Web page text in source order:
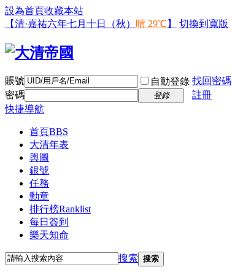
設為首頁收藏本站
【清·嘉祐六年七月十日（秋） 晴 29℃ 】 切換到寬版
賬號 自動登錄 找回密碼
密碼
登錄
註冊
快捷導航
首頁BBS
大清年表
輿圖
銀號
任務
勳章
排行榜Ranklist
每日簽到
樂天知命
搜索 搜索